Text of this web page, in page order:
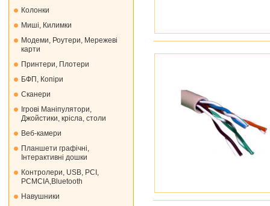
Колонки
Миші, Килимки
Модеми, Роутери, Мережеві
карти
Принтери, Плотери
БФП, Копіри
Сканери
Ігрові Маніпулятори,
Джойстики, крісла, столи
Веб-камери
Планшети графічні,
Інтерактивні дошки
Контролери, USB, PCI,
PCMCIA,Bluetooth
Навушники